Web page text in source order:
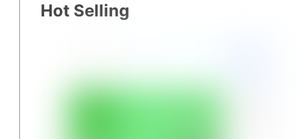
Hot Selling